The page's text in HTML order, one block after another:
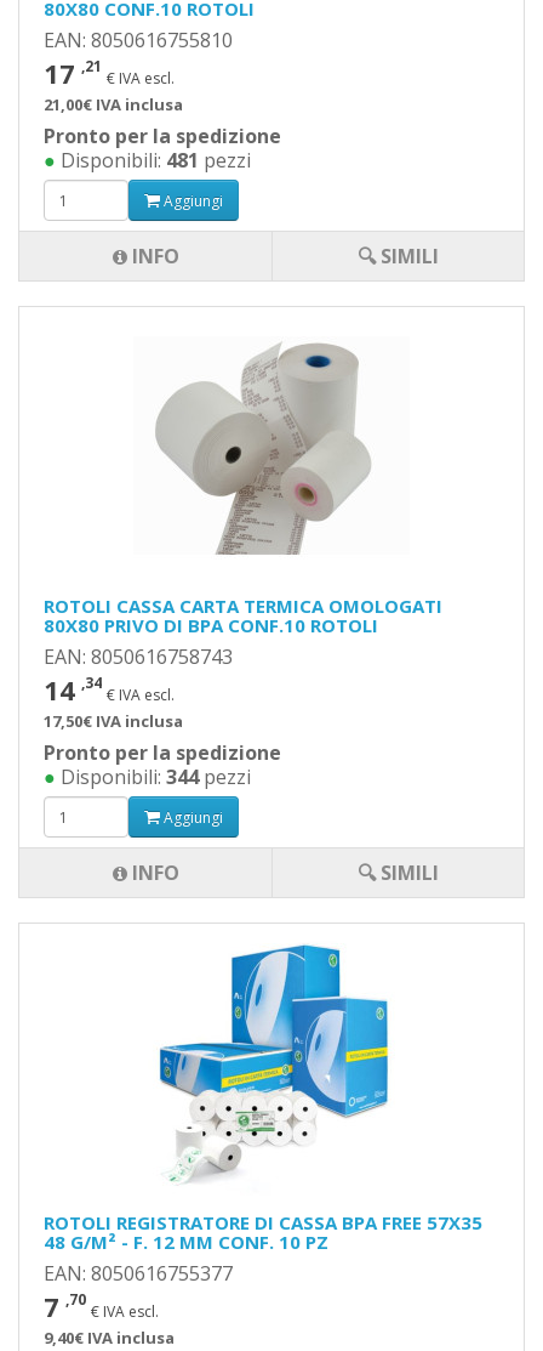
80X80 CONF.10 ROTOLI
EAN: 8050616755810
17 ,21
€ IVA escl.
21,00€ IVA inclusa
Pronto per la spedizione
● Disponibili: 481 pezzi
Aggiungi
INFO 🔍 SIMILI
ROTOLI CASSA CARTA TERMICA OMOLOGATI
80X80 PRIVO DI BPA CONF.10 ROTOLI
EAN: 8050616758743
14 ,34
€ IVA escl.
17,50€ IVA inclusa
Pronto per la spedizione
● Disponibili: 344pezzi
Aggiungi
INFO 🔍 SIMILI
ROTOLI REGISTRATORE DI CASSA BPA FREE 57X35
48 G/M² - F. 12 MM CONF. 10 PZ
EAN: 8050616755377
7 ,70
€ IVA escl.
9,40€ IVA inclusa